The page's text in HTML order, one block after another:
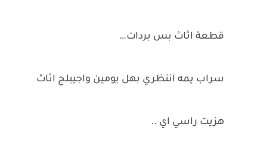
قطعة اثاث بس بردات…
سراب يمه انتظري بهل يومين واجيبلج اثاث
هزيت راسي اي ..